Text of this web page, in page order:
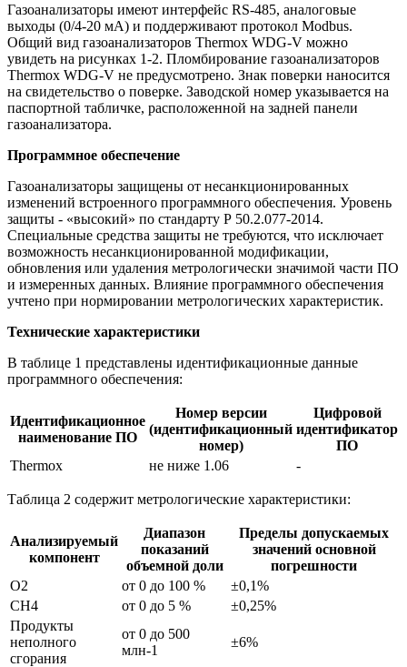
Газоанализаторы имеют интерфейс RS-485, аналоговые
выходы (0/4-20 мА) и поддерживают протокол Modbus.
Общий вид газоанализаторов Thermox WDG-V можно
увидеть на рисунках 1-2. Пломбирование газоанализаторов
Thermox WDG-V не предусмотрено. Знак поверки наносится
на свидетельство о поверке. Заводской номер указывается на
паспортной табличке, расположенной на задней панели
газоанализатора.
Программное обеспечение
Газоанализаторы защищены от несанкционированных
изменений встроенного программного обеспечения. Уровень
защиты - «высокий» по стандарту Р 50.2.077-2014.
Специальные средства защиты не требуются, что исключает
возможность несанкционированной модификации,
обновления или удаления метрологически значимой части ПО
и измеренных данных. Влияние программного обеспечения
учтено при нормировании метрологических характеристик.
Технические характеристики
В таблице 1 представлены идентификационные данные
программного обеспечения:
Идентификационное
наименование ПО
Номер версии
(идентификационный
номер)
Цифровой
идентификатор
ПО
Thermox
не ниже 1.06 -
Таблица 2 содержит метрологические характеристики:
Анализируемый
компонент
Диапазон
показаний
объемной доли
Пределы допускаемых
значений основной
погрешности
O2
от 0 до 100 %
±0,1%
CH4
от 0 до 5 %
±0,25%
Продукты
неполного
сгорания
от 0 до 500
млн-1
±6%